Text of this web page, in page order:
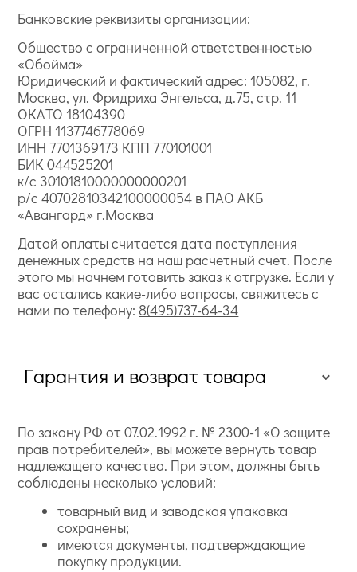
Банковские реквизиты организации:
Общество с ограниченной ответственностью
«Обойма»
Юридический и фактический адрес: 105082, г.
Москва, ул. Фридриха Энгельса, д.75, стр. 11
ОКАТО 18104390
ОГРН 1137746778069
ИНН 7701369173 КПП 770101001
БИК 044525201
к/с 30101810000000000201
р/с 40702810342100000054 в ПАО АКБ
«Авангард» г.Москва
Датой оплаты считается дата поступления
денежных средств на наш расчетный счет. После
этого мы начнем готовить заказ к отгрузке. Если у
вас остались какие-либо вопросы, свяжитесь с
нами по телефону: 8(495)737-64-34
Гарантия и возврат товара
По закону РФ от 07.02.1992 г. № 2300-1 «О защите
прав потребителей», вы можете вернуть товар
надлежащего качества. При этом, должны быть
соблюдены несколько условий:
товарный вид и заводская упаковка
сохранены;
имеются документы, подтверждающие
покупку продукции.